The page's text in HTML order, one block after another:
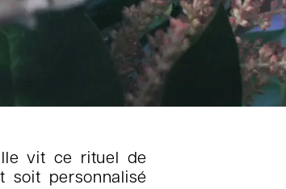
vit ce rituel de
soit personnalisé